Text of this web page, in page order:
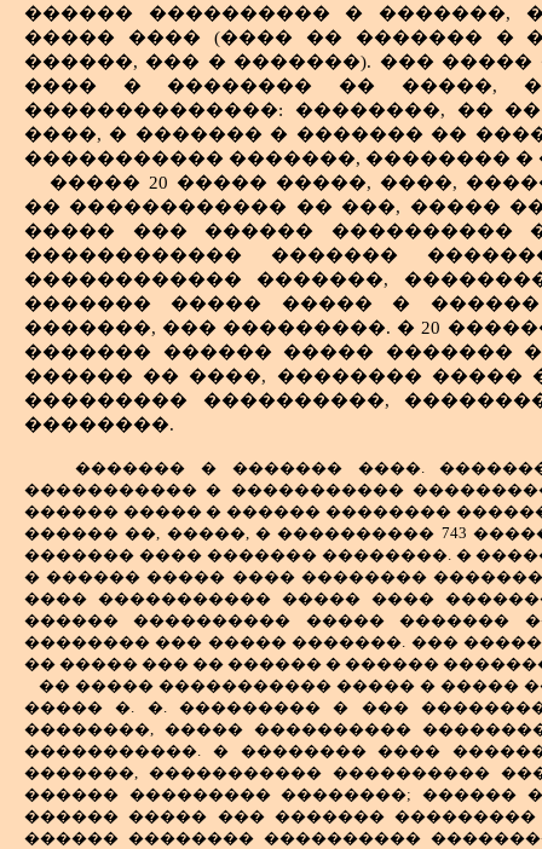
������ ���������� � �������,
����� ���� (���� �� ������� �
������, ��� � �������). ���
���� � �������� �� �����,
��������������: ��������, ��
����, � ������� � ������� ��
����������� �������, �������� �
����� 20 ����� �����, ����,
�� ������������ �� ���, �����
����� ��� ������ ����������
������������ �������
������������ �������,
������� ����� ����� �
�������, ��� ���������. � 20
������� ������ ����� �������
������ �� ����, �������� �����
��������� ����������,
��������.
������� � ������� ����.
����������� � �����������
������ ����� � ������ ��������
������ ��, �����, � ���������� 743
������� ���� ������� ��������. �
� ������ ����� ���� ��������
���� ����������� ����� ����
������ ���������� ����� �������
�������� ��� ����� �������. ���
�� ����� ��� �� ������ � ������
�� ����� ����������� ����� � �����
����� �. �. ��������� � ���
��������, ����� ����������
�����������. � �������� ����
�������, ����������� ����������
������ ��������� ��������; ������
������ ����� ��� �������
������ �������� ����������